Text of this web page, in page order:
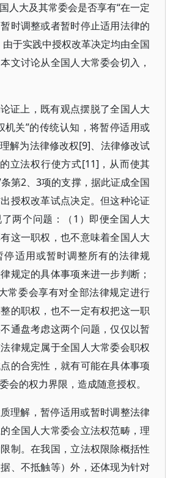
人大及其常委会是否享有“在一定
时调整或者暂时停止适用法律的
于实践中授权改革决定均由全国
文讨论从全国人大常委会切入，
证上，既有观点摆脱了全国人大
机关”的传统认知，将暂停适用或
解为法律修改权[9]、法律修改试
立法权行使方式[11]，从而使其
第2、3项的支撑，据此证成全国
授权改革试点决定。但这种论证
两个问题：（1）即便全国人大
这一职权，也不意味着全国人大
停适用或暂时调整所有的法律规
规定的具体事项来进一步判断；
常委会享有对全部法律规定进行
的职权，也不一定有权把这一职
通盘考虑这两个问题，仅仅以暂
律规定属于全国人大常委会职权
的合宪性，就有可能在具体事项
会的权力界限，造成随意授权。
理解，暂停适用或暂时调整法律
全国人大常委会立法权范畴，理
制。在我国，立法权限除概括性
、不抵触等）外，还体现为针对